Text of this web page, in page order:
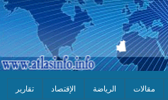
مقالات الرياضة الإقتصاد تقارير